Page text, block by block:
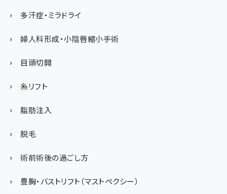
多汗症・ミラドライ
婦人科形成・小陰唇縮小手術
目頭切開
糸リフト
脂肪注入
脱毛
術前術後の過ごし方
豊胸・バストリフト（マストペクシー）